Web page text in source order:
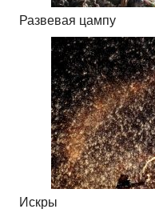
Развевая цампу
Искры